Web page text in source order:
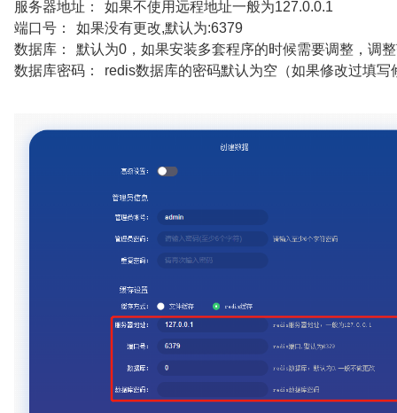
服务器地址： 如果不使用远程地址一般为127.0.0.1
端口号： 如果没有更改,默认为:6379
数据库： 默认为0，如果安装多套程序的时候需要调整，调
数据库密码： redis数据库的密码默认为空（如果修改过填写